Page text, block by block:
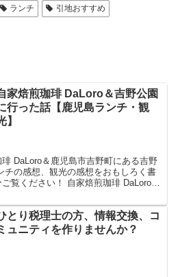
ランチ 引地おすすめ
家焙煎珈琲 DaLoro＆吉野公園
行った話【鹿児島ランチ・観
】
DaLoro＆鹿児島市吉野町にある吉野
チの感想、観光の感想をおもしろく書
覧ください！ 自家焙煎珈琲 DaLoro
とり税理士の方、情報交換、コ
ュニティを作りませんか？